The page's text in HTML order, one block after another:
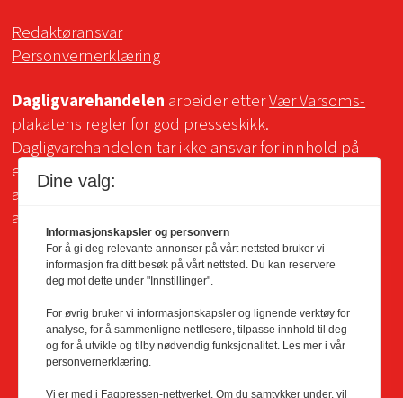
Redaktøransvar
Personvernerklæring
Dagligvarehandelen arbeider etterVær Varsoms-
plakatens regler for god presseskikk.
Dagligvarehandelen tar ikke ansvar for innhold på
eksterne sider som det lenkes til. Kopiering for bruk
av Dagligvarehandelens materiale er ikke tillatt uten
avtale.
Dine valg:
Informasjonskapsler og personvern
For å gi deg relevante annonser på vårt nettsted bruker vi
informasjon fra ditt besøk på vårt nettsted. Du kan reservere
deg mot dette under "Innstillinger".
For øvrig bruker vi informasjonskapsler og lignende verktøy for
analyse, for å sammenligne nettlesere, tilpasse innhold til deg
og for å utvikle og tilby nødvendig funksjonalitet. Les mer i vår
personvernerklæring.
Vi er med i Fagpressen-nettverket. Om du samtykker under, vil